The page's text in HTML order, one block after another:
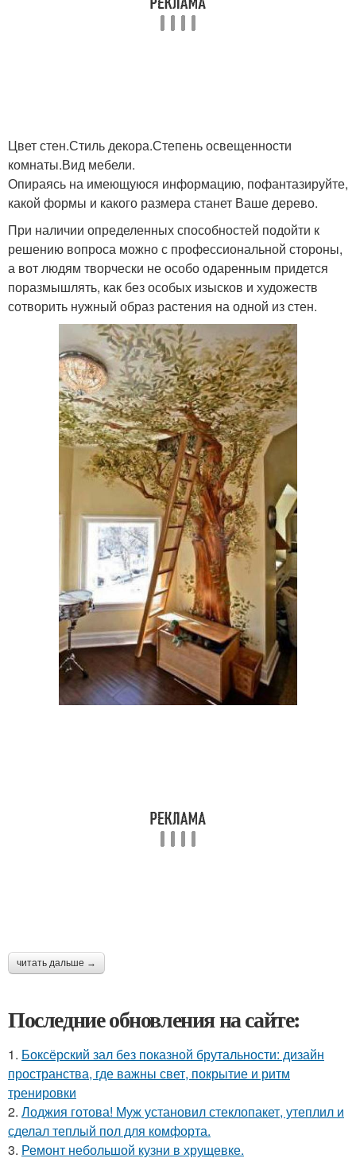
Цвет стен.Стиль декора.Степень освещенности
комнаты.Вид мебели.
Опираясь на имеющуюся информацию, пофантазируйте,
какой формы и какого размера станет Ваше дерево.
При наличии определенных способностей подойти к
решению вопроса можно с профессиональной стороны,
а вот людям творчески не особо одаренным придется
поразмышлять, как без особых изысков и художеств
сотворить нужный образ растения на одной из стен.
читать дальше →
Последние обновления на сайте:
1. Боксёрский зал без показной брутальности: дизайн
пространства, где важны свет, покрытие и ритм
тренировки
2. Лоджия готова! Муж установил стеклопакет, утеплил и
сделал теплый пол для комфорта.
3. Ремонт небольшой кузни в хрущевке.